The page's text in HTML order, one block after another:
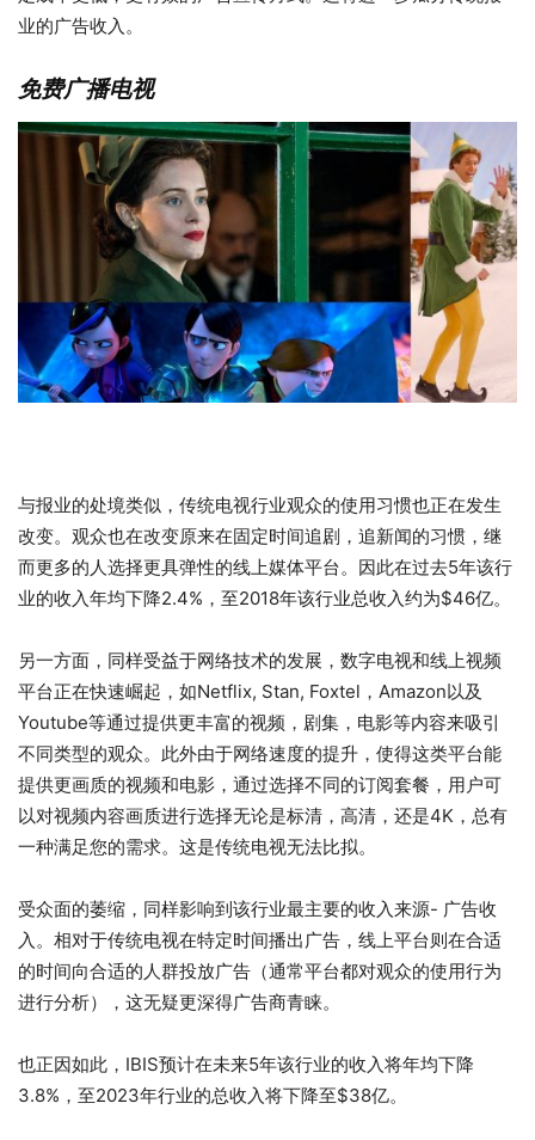
业的广告收入。
免费广播电视
与报业的处境类似，传统电视行业观众的使用习惯也正在发生
改变。观众也在改变原来在固定时间追剧，追新闻的习惯，继
而更多的人选择更具弹性的线上媒体平台。因此在过去5年该行
业的收入年均下降2.4%，至2018年该行业总收入约为$46亿。
另一方面，同样受益于网络技术的发展，数字电视和线上视频
平台正在快速崛起，如Netflix, Stan, Foxtel，Amazon以及
Youtube等通过提供更丰富的视频，剧集，电影等内容来吸引
不同类型的观众。此外由于网络速度的提升，使得这类平台能
提供更画质的视频和电影，通过选择不同的订阅套餐，用户可
以对视频内容画质进行选择无论是标清，高清，还是4K，总有
一种满足您的需求。这是传统电视无法比拟。
受众面的萎缩，同样影响到该行业最主要的收入来源- 广告收
入。相对于传统电视在特定时间播出广告，线上平台则在合适
的时间向合适的人群投放广告（通常平台都对观众的使用行为
进行分析），这无疑更深得广告商青睐。
也正因如此，IBIS预计在未来5年该行业的收入将年均下降
3.8%，至2023年行业的总收入将下降至$38亿。